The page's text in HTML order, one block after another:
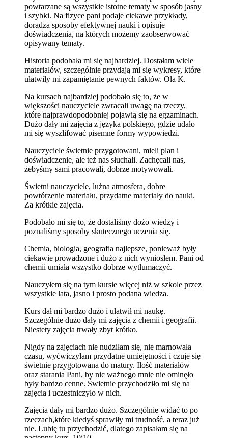
powtarzane są wszystkie istotne tematy w sposób jasny
i szybki. Na fizyce pani podaje ciekawe przykłady,
doradza sposoby efektywnej nauki i opisuje
doświadczenia, na których możemy zaobserwować
opisywany tematy.
Historia podobała mi się najbardziej. Dostałam wiele
materiałów, szczególnie przydają mi się wykresy, które
ułatwiły mi zapamiętanie pewnych faktów. Ola K.
Na kursach najbardziej podobało się to, że w
większości nauczyciele zwracali uwagę na rzeczy,
które najprawdopodobniej pojawią się na egzaminach.
Dużo dały mi zajęcia z języka polskiego, gdzie udało
mi się wyszlifować pisemne formy wypowiedzi.
Nauczyciele świetnie przygotowani, mieli plan i
doświadczenie, ale też nas słuchali. Zachęcali nas,
żebyśmy sami pracowali, dobrze motywowali.
Świetni nauczyciele, luźna atmosfera, dobre
powtórzenie materiału, przydatne materiały do nauki.
Za krótkie zajęcia.
Podobało mi się to, że dostaliśmy dożo wiedzy i
poznaliśmy sposoby skutecznego uczenia się.
Chemia, biologia, geografia najlepsze, ponieważ były
ciekawie prowadzone i dużo z nich wyniosłem. Pani od
chemii umiała wszystko dobrze wytłumaczyć.
Nauczyłem się na tym kursie więcej niż w szkole przez
wszystkie lata, jasno i prosto podana wiedza.
Kurs dał mi bardzo dużo i ułatwił mi naukę.
Szczególnie dużo dały mi zajęcia z chemii i geografii.
Niestety zajęcia trwały zbyt krótko.
Nigdy na zajęciach nie nudziłam się, nie marnowała
czasu, wyćwiczyłam przydatne umiejętności i czuje się
świetnie przygotowana do matury. Ilość materiałów
oraz starania Pani, by nic ważnego mnie nie ominęło
były bardzo cenne. Świetnie przychodziło mi się na
zajęcia i uczestniczyło w nich.
Zajęcia dały mi bardzo dużo. Szczególnie widać to po
rzeczach,które kiedyś sprawiły mi trudność, a teraz już
nie. Lubię tu przychodzić, dlatego zapisałam się na